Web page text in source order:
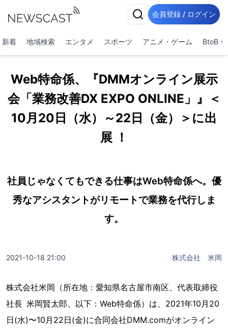
会員登録 / ログイン
新着 地域検索 エンタメ スポーツ アニメ・ゲーム BtoB・
Web特命係、『DMMオンライン展示
会「業務改善DX EXPO ONLINE」』＜
10月20日（水）～22日（金）＞に出
展 ！
社員じゃなくてもできる仕事はWeb特命係へ。優
秀なアシスタントがリモートで業務を代行しま
す。
2021-10-18 21:00 株式会社 米岡
株式会社米岡（所在地：愛知県名古屋市南区、代表取締役
社長 米岡賢太郎、以下：Web特命係）は、2021年10月20
日(水)〜10月22日(金)に合同会社DMM.comがオンライン